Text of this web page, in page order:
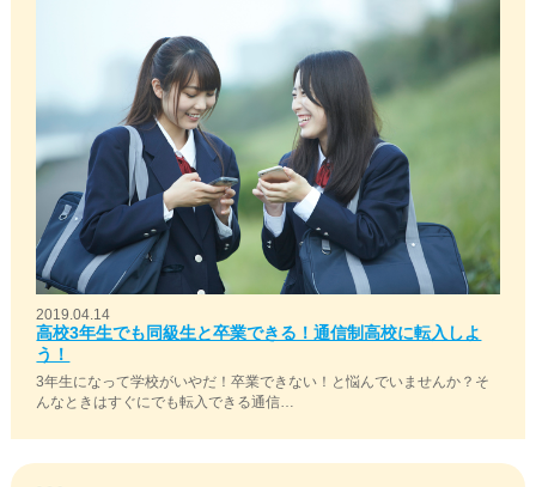
2019.04.14
高校3年生でも同級生と卒業できる！通信制高校に転入しよ
う！
3年生になって学校がいやだ！卒業できない！と悩んでいませんか？そ
んなときはすぐにでも転入できる通信…